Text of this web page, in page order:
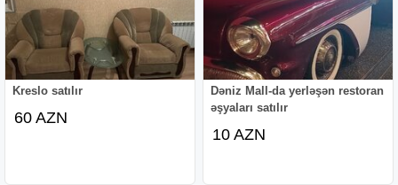
Kreslo satılır
60 AZN
Dəniz Mall-da yerləşən restoran
əşyaları satılır
10 AZN